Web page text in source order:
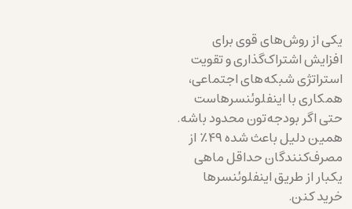
یکی از روش‌های قوی برای
افزایش اشتراک‌گذاری و تقویت
استراتژی شبکه‌های اجتماعی،
همکاری با اینفلوئنسرهاست
حتی اگر بودجه‌تون محدود باشه.
همین دلیل باعث شده ۴۹٪ از
مصرف‌کنندگان حداقل ماهی
یکبار از طریق اینفلوئنسرها
خرید کنن.